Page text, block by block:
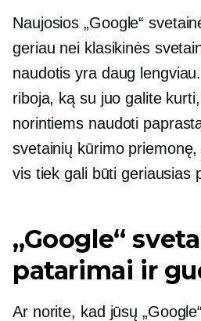
Naujosios „Google“
geriau nei klasikinės
naudotis yra daug
riboja, ką su juo galite
norintiems naudoti
svetainių kūrimo priemonę,
vis tiek gali būti geriausias
„Google“
patarimai ir
Ar norite, kad jūsų